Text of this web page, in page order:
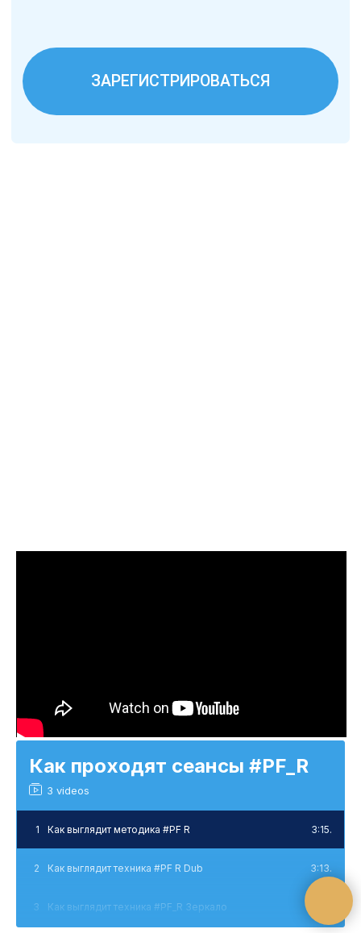
Как проходят сеансы #PF_R
3 videos
1 Как выглядит методика #PF R 3:15.
2 Как выглядит техника #PF R Dub 3:13.
3 Как выглядит техника #PF_R Зеркало